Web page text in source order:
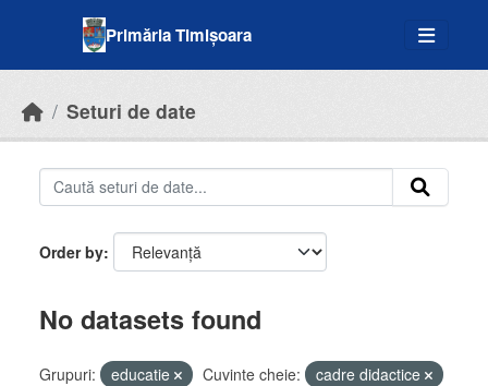
Primăria Timișoara
Seturi de date
Order by
No datasets found
Grupuri: educatie Cuvinte cheie:
cadre didactice